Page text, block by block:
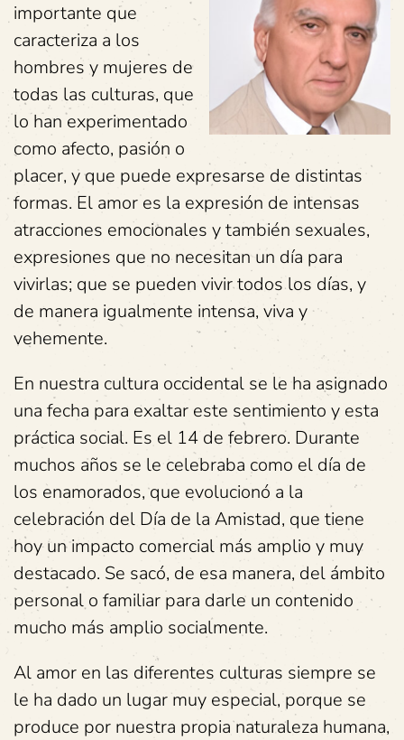
importante que
caracteriza a los
hombres y mujeres de
todas las culturas, que
lo han experimentado
como afecto, pasión o
placer, y que puede expresarse de distintas
formas. El amor es la expresión de intensas
atracciones emocionales y también sexuales,
expresiones que no necesitan un día para
vivirlas; que se pueden vivir todos los días, y
de manera igualmente intensa, viva y
vehemente.
En nuestra cultura occidental se le ha asignado
una fecha para exaltar este sentimiento y esta
práctica social. Es el 14 de febrero. Durante
muchos años se le celebraba como el día de
los enamorados, que evolucionó a la
celebración del Día de la Amistad, que tiene
hoy un impacto comercial más amplio y muy
destacado. Se sacó, de esa manera, del ámbito
personal o familiar para darle un contenido
mucho más amplio socialmente.
Al amor en las diferentes culturas siempre se
le ha dado un lugar muy especial, porque se
produce por nuestra propia naturaleza humana,